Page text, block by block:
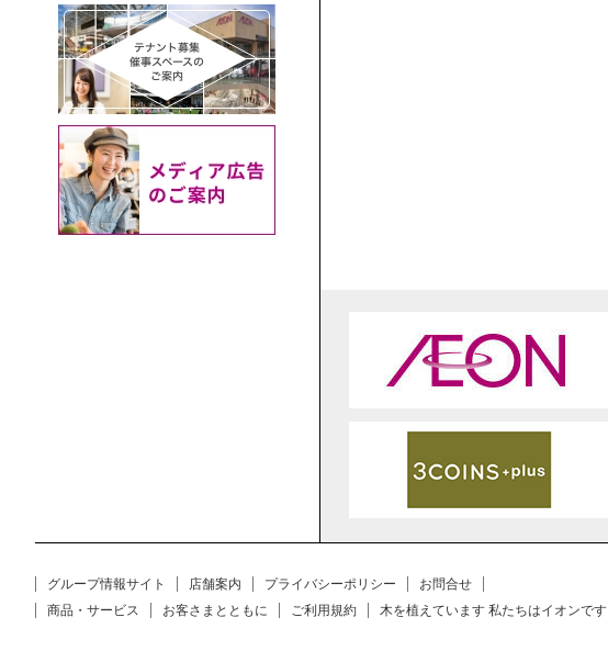
グループ情報サイト 店舗案内 プライバシーポリシー
お問合せ
商品・サービス
お客さまとともに ご利用規約 木を植えています 私たちはイオンです